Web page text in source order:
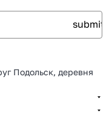
Подольск, деревня